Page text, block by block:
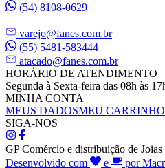
(54) 8108-0629
varejo@fanes.com.br
(55) 5481-583444
atacado@fanes.com.br
HORÁRIO DE ATENDIMENTO
Segunda à Sexta-feira das 08h às
MINHA CONTA
MEUS DADOSMEU CARRINHO
SIGA-NOS
GP Comércio e distribuição de
Desenvolvido com
e por